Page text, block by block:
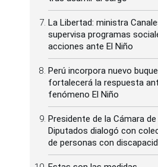
La Libertad: ministra
supervisa programas
acciones ante El Niño
Perú incorpora nuevo
fortalecerá la respuesta
fenómeno El Niño
Presidente de la Cámara de
Diputados dialogó con
de personas con